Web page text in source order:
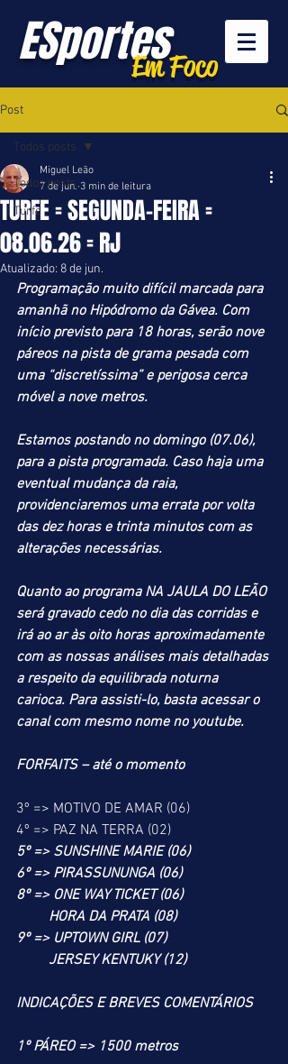
ESportesEm Foco
Post
Todos posts
Turfe
Todos posts
TURFE = SEGUNDA-FEIRA =
08.06.26 = RJ
Miguel Leão
7 de jun. 3 min de leitura
Atualizado: 8 de jun.
Programação muito difícil marcada para
amanhã no Hipódromo da Gávea. Com
início previsto para 18 horas, serão nove
páreos na pista de grama pesada com
uma “discretíssima” e perigosa cerca
móvel a nove metros.
Estamos postando no domingo (07.06),
para a pista programada. Caso haja uma
eventual mudança da raia,
providenciaremos uma errata por volta
das dez horas e trinta minutos com as
alterações necessárias.
Quanto ao programa NA JAULA DO LEÃO
será gravado cedo no dia das corridas e
irá ao ar às oito horas aproximadamente
com as nossas análises mais detalhadas
a respeito da equilibrada noturna
carioca. Para assisti-lo, basta acessar o
canal com mesmo nome no youtube.
FORFAITS – até o momento
3º => MOTIVO DE AMAR (06)
4º => PAZ NA TERRA (02)
5º => SUNSHINE MARIE (06)
6º => PIRASSUNUNGA (06)
8º => ONE WAY TICKET (06)
         HORA DA PRATA (08)
9º => UPTOWN GIRL (07)
JERSEY KENTUKY (12)
INDICAÇÕES E BREVES COMENTÁRIOS
1º PÁREO => 1500 metros